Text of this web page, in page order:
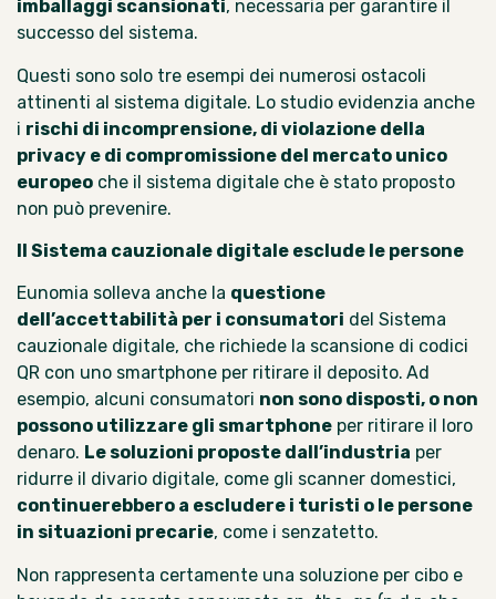
imballaggi scansionati, necessaria per garantire il
successo del sistema.
Questi sono solo tre esempi dei numerosi ostacoli
attinenti al sistema digitale. Lo studio evidenzia anche
i rischi di incomprensione, di violazione della
privacy e di compromissione del mercato unico
europeo che il sistema digitale che è stato proposto
non può prevenire.
Il Sistema cauzionale digitale esclude le persone
Eunomia solleva anche la questione
dell’accettabilità per i consumatori del Sistema
cauzionale digitale, che richiede la scansione di codici
QR con uno smartphone per ritirare il deposito. Ad
esempio, alcuni consumatori non sono disposti, o non
possono utilizzare gli smartphone per ritirare il loro
denaro. Le soluzioni proposte dall’industria per
ridurre il divario digitale, come gli scanner domestici,
continuerebbero a escludere i turisti o le persone
in situazioni precarie, come i senzatetto.
Non rappresenta certamente una soluzione per cibo e